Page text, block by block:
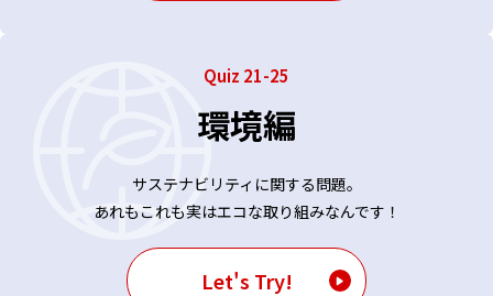
Quiz 21-25
環境編
サステナビリティに関する問題。
あれもこれも実はエコな取り組みなんです！
Let's Try!